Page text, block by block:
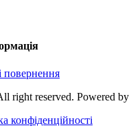
повернення
right reserved. Powered by
конфіденційності